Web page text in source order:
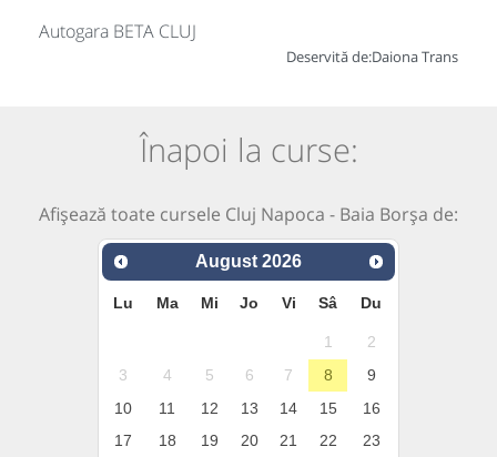
Autogara BETA CLUJ
Deservită de:Daiona Trans
Înapoi la curse:
Afișează toate cursele Cluj Napoca - Baia Borşa de:
August 2026
Lu Ma Mi Jo Vi Sâ Du
1
2
3
4 5 6 7 8
9
10
11 12 13 14 15
16
17
18 19 20 21 22
23